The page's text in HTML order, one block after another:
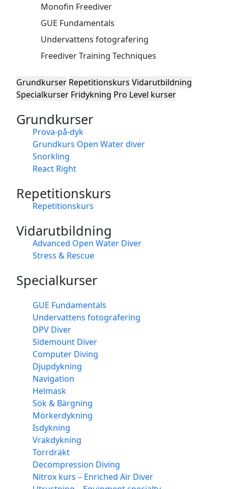
Monofin Freediver
GUE Fundamentals
Undervattens fotografering
Freediver Training Techniques
Grundkurser Repetitionskurs Vidarutbildning
Specialkurser Fridykning Pro Level kurser
Grundkurser
Prova-på-dyk
Grundkurs Open Water diver
Snorkling
React Right
Repetitionskurs
Repetitionskurs
Vidarutbildning
Advanced Open Water Diver
Stress & Rescue
Specialkurser
GUE Fundamentals
Undervattens fotografering
DPV Diver
Sidemount Diver
Computer Diving
Djupdykning
Navigation
Helmask
Sök & Bärgning
Mörkerdykning
Isdykning
Vrakdykning
Torrdräkt
Decompression Diving
Nitrox kurs – Enriched Air Diver